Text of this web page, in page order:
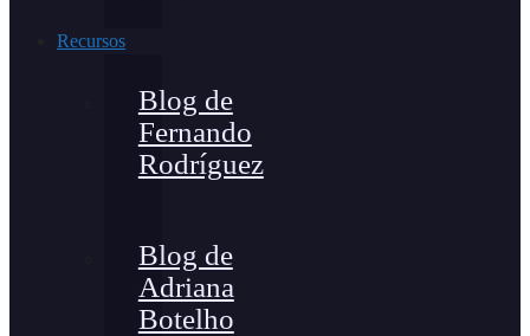
Recursos
Blog de
Fernando
Rodríguez
Blog de
Adriana
Botelho